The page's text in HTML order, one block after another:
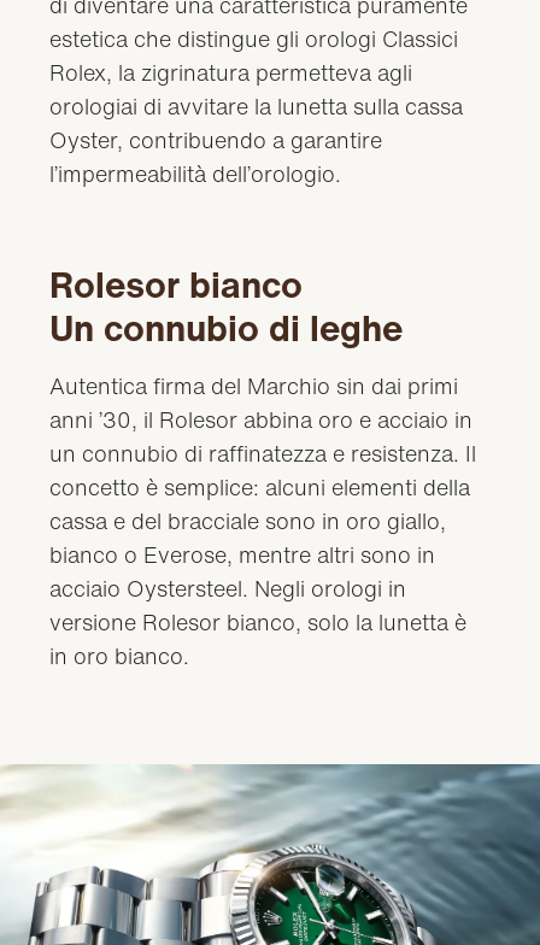
estetica che distingue gli orologi Classici
Rolex, la zigrinatura permetteva agli
orologiai di avvitare la lunetta sulla cassa
Oyster, contribuendo a garantire
l’impermeabilità dell’orologio.
Rolesor bianco
Un connubio di leghe
Autentica firma del Marchio sin dai primi
anni ’30, il Rolesor abbina oro e acciaio in
un connubio di raffinatezza e resistenza. Il
concetto è semplice: alcuni elementi della
cassa e del bracciale sono in oro giallo,
bianco o Everose, mentre altri sono in
acciaio Oystersteel. Negli orologi in
versione Rolesor bianco, solo la lunetta è
in oro bianco.